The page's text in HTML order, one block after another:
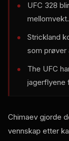
UFC 328
mellomvekt.
Strickland
som prøver
The UFC
jagerflyene
Chimaev gjorde
vennskap etter